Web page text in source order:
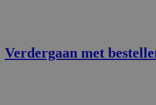
Verdergaan met